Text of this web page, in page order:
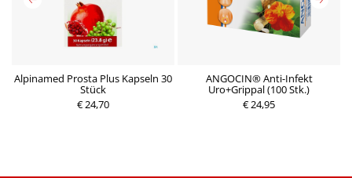
Alpinamed Prosta Plus Kapseln 30
Stück
€ 24,70
ANGOCIN® Anti-Infekt
Uro+Grippal (100 Stk.)
€ 24,95
P